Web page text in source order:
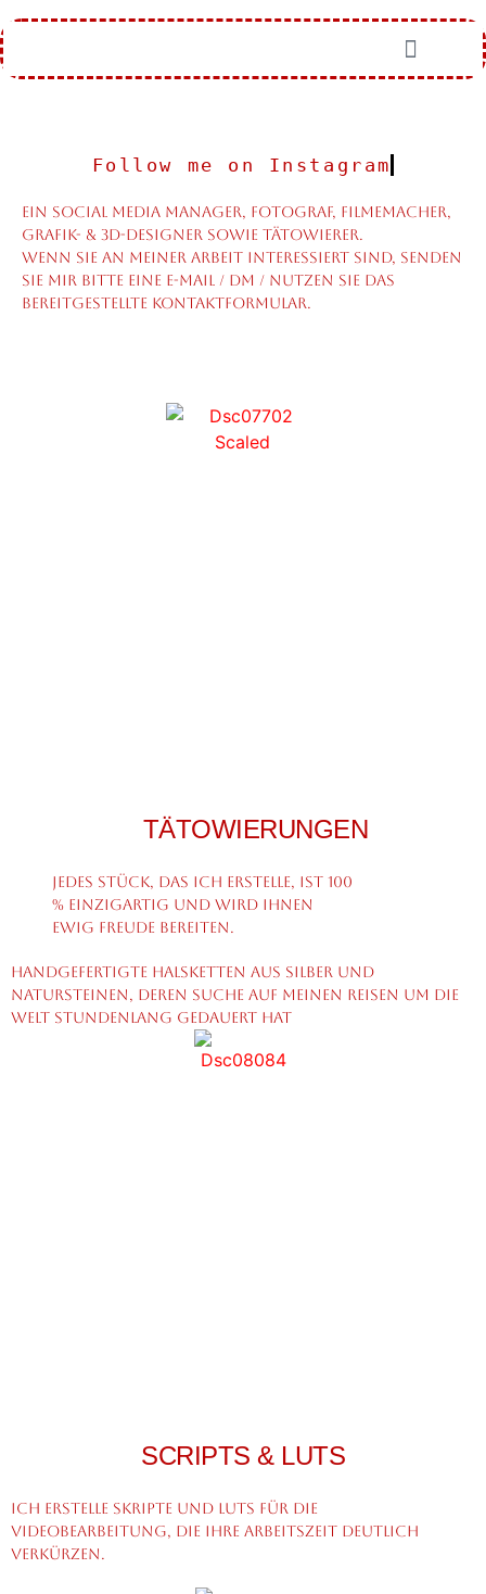
Follow me on Instagram
EIN SOCIAL MEDIA MANAGER, FOTOGRAF, FILMEMACHER,
GRAFIK- & 3D-DESIGNER SOWIE TÄTOWIERER.
Wenn Sie an meiner Arbeit interessiert sind, senden
Sie mir bitte eine E-Mail / DM / nutzen Sie das
bereitgestellte Kontaktformular.
TÄTOWIERUNGEN
Jedes Stück, das ich erstelle, ist 100
% einzigartig und wird Ihnen
ewig Freude bereiten.
Handgefertigte Halsketten aus Silber und
Natursteinen, deren Suche auf meinen Reisen um die
Welt stundenlang gedauert hat
SCRIPTS & LUTS
Ich erstelle Skripte und LUTs für die
Videobearbeitung, die Ihre Arbeitszeit deutlich
verkürzen.